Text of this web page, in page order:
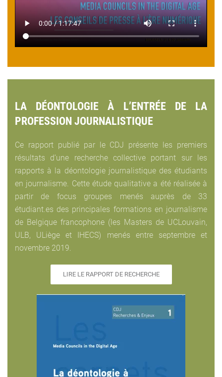
LA DÉONTOLOGIE À L’ENTRÉE DE LA
PROFESSION JOURNALISTIQUE
Ce rapport publié par le CDJ présente les premiers
résultats d’une recherche collective portant sur les
rapports à la déontologie journalistique des étudiants
en journalisme. Cette étude qualitative a été réalisée à
partir de focus groupes menés auprès de 33
étudiant.es des principales formations en journalisme
de Belgique francophone (les Masters de UCLouvain,
ULB, ULiège et IHECS) menés entre septembre et
novembre 2019.
LIRE LE RAPPORT DE RECHERCHE